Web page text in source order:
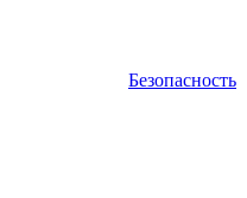
Безопасность